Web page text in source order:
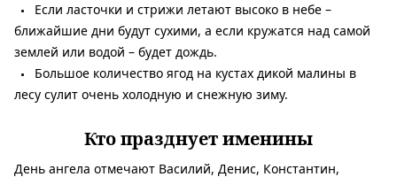
Если ласточки и стрижи летают высоко в небе –
ближайшие дни будут сухими, а если кружатся над самой
землей или водой – будет дождь.
Большое количество ягод на кустах дикой малины в
лесу сулит очень холодную и снежную зиму.
Кто празднует именины
День ангела отмечают Василий, Денис, Константин,